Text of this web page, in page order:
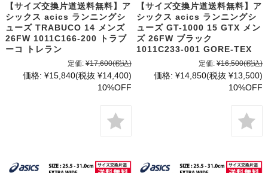
【サイズ交換片道送料無料】ア
シックス acics ランニングシ
ューズ TRABUCO 14 メンズ
26FW 1011C166-200 トラブ
ーコ トレラン
定価: ¥17,600(税込)
価格: ¥15,840(税抜 ¥14,400)
10%OFF
【サイズ交換片道送料無料】ア
シックス acics ランニングシ
ューズ GT-1000 15 GTX メン
ズ 26FW ブラック
1011C233-001 GORE-TEX
定価: ¥16,500(税込)
価格: ¥14,850(税抜 ¥13,500)
10%OFF